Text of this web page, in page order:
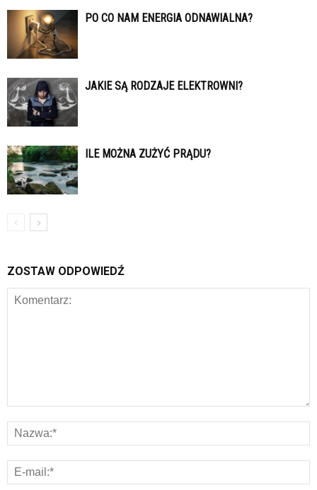
PO CO NAM ENERGIA ODNAWIALNA?
JAKIE SĄ RODZAJE ELEKTROWNI?
ILE MOŻNA ZUŻYĆ PRĄDU?
ZOSTAW ODPOWIEDŹ